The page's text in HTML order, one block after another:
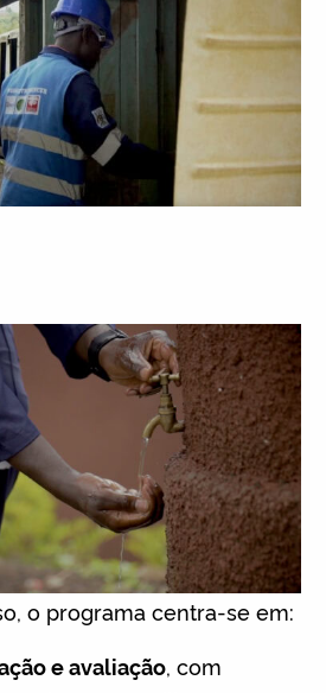
o programa centra-se em:
e avaliação, com